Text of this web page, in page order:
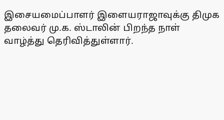
இசையமைப்பாளர் இளையராஜாவுக்கு திமுக
தலைவர் மு.க. ஸ்டாலின் பிறந்த நாள்
வாழ்த்து தெரிவித்துள்ளார்.